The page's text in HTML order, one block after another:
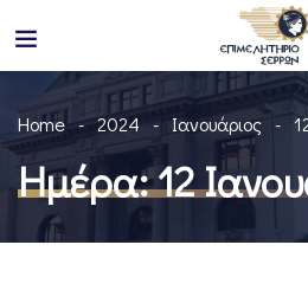
Home 2024 Ιανουάριος
Ημέρα:12